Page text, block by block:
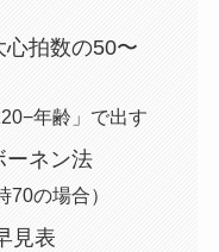
心拍数の50〜
年齢」で出す
ーネン法
の場合）
見表